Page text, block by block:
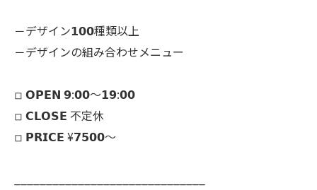
－デザイン𝟭𝟬𝟬種類以上
－デザインの組み合わせメニュー
◽︎ 𝗢𝗣𝗘𝗡 𝟵:𝟬𝟬～𝟭𝟵:𝟬𝟬
◽︎ 𝗖𝗟𝗢𝗦𝗘 不定休
◽︎ 𝗣𝗥𝗜𝗖𝗘 ¥𝟳𝟱𝟬𝟬～